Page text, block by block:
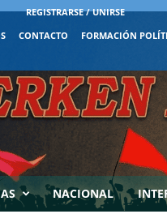
REGISTRARSE / UNIRSE
CONTACTO FORMACIÓN
NACIONAL